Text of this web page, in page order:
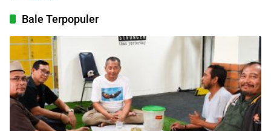
Bale Terpopuler